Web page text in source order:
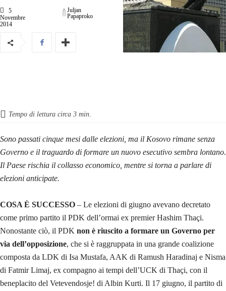
5
Novembre
2014
Juljan
Papaproko
Tempo di lettura circa 3 min.
Sono passati cinque mesi dalle elezioni, ma il Kosovo rimane senza
Governo e il traguardo di formare un nuovo esecutivo sembra lontano.
Il Paese rischia il collasso economico, mentre si torna a parlare di
elezioni anticipate.
COSA È SUCCESSO – Le elezioni di giugno avevano decretato
come primo partito il PDK dell’ormai ex premier Hashim Thaçi.
Nonostante ciò, il PDK non è riuscito a formare un Governo per
via dell’opposizione, che si è raggruppata in una grande coalizione
composta da LDK di Isa Mustafa, AAK di Ramush Haradinaj e Nisma
di Fatmir Limaj, ex compagno ai tempi dell’UCK di Thaçi, con il
beneplacito del Vetevendosje! di Albin Kurti. Il 17 giugno, il partito di